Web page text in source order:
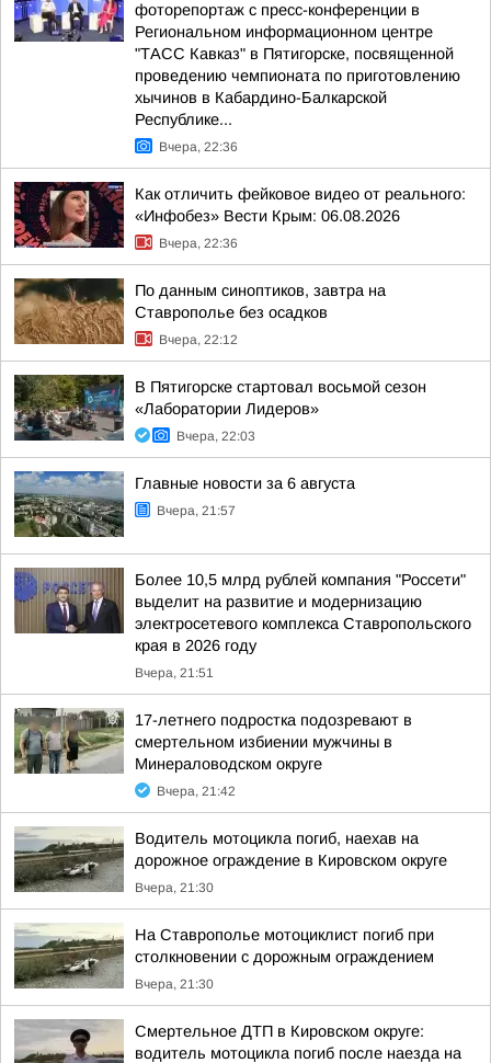
фоторепортаж с пресс-конференции в
Региональном информационном центре
"ТАСС Кавказ" в Пятигорске, посвященной
проведению чемпионата по приготовлению
хычинов в Кабардино-Балкарской
Республике...
Вчера, 22:36
Как отличить фейковое видео от реального:
«Инфобез» Вести Крым: 06.08.2026
Вчера, 22:36
По данным синоптиков, завтра на
Ставрополье без осадков
Вчера, 22:12
В Пятигорске стартовал восьмой сезон
«Лаборатории Лидеров»
Вчера, 22:03
Главные новости за 6 августа
Вчера, 21:57
Более 10,5 млрд рублей компания "Россети"
выделит на развитие и модернизацию
электросетевого комплекса Ставропольского
края в 2026 году
Вчера, 21:51
17-летнего подростка подозревают в
смертельном избиении мужчины в
Минераловодском округе
Вчера, 21:42
Водитель мотоцикла погиб, наехав на
дорожное ограждение в Кировском округе
Вчера, 21:30
На Ставрополье мотоциклист погиб при
столкновении с дорожным ограждением
Вчера, 21:30
Смертельное ДТП в Кировском округе:
водитель мотоцикла погиб после наезда на